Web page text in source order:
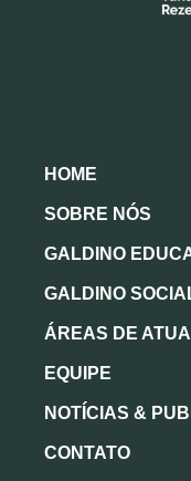
HOME
SOBRE NÓS
GALDINO
GALDINO
ÁREAS DE
EQUIPE
NOTÍCIAS &
CONTATO